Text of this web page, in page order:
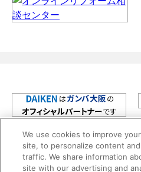
We use cookies to improve
site, to personalize content
traffic. We share information
site with our advertising and